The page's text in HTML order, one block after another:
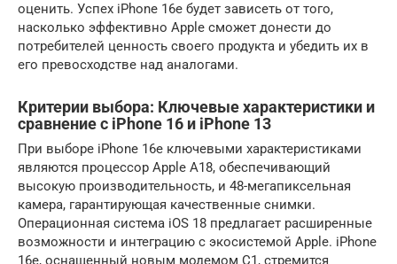
оценить. Успех iPhone 16e будет зависеть от того,
насколько эффективно Apple сможет донести до
потребителей ценность своего продукта и убедить их в
его превосходстве над аналогами.
Критерии выбора: Ключевые характеристики и
сравнение с iPhone 16 и iPhone 13
При выборе iPhone 16e ключевыми характеристиками
являются процессор Apple A18, обеспечивающий
высокую производительность, и 48-мегапиксельная
камера, гарантирующая качественные снимки.
Операционная система iOS 18 предлагает расширенные
возможности и интеграцию с экосистемой Apple. iPhone
16e, оснащенный новым модемом C1, стремится